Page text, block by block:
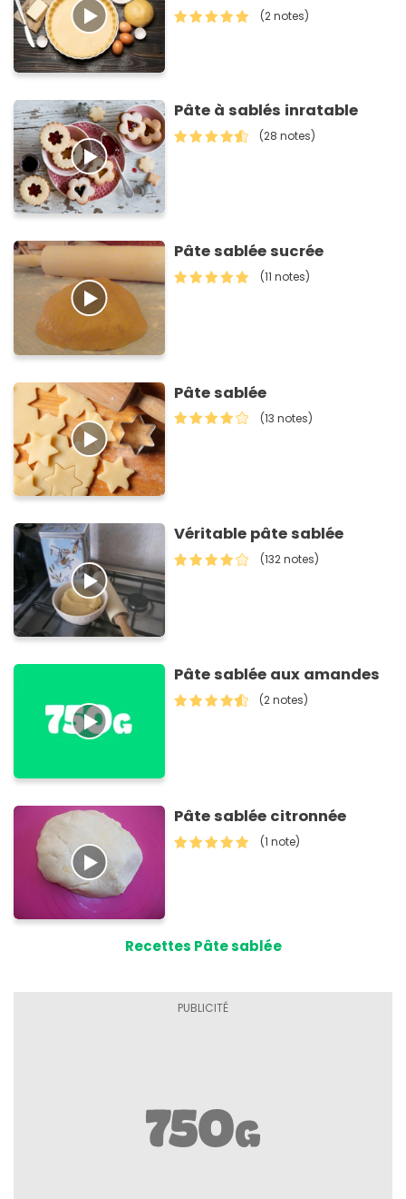
(2 notes)
Pâte à sablés inratable
(28 notes)
Pâte sablée sucrée
(11 notes)
Pâte sablée
(13 notes)
Véritable pâte sablée
(132 notes)
Pâte sablée aux amandes
(2 notes)
Pâte sablée citronnée
(1 note)
Recettes Pâte sablée